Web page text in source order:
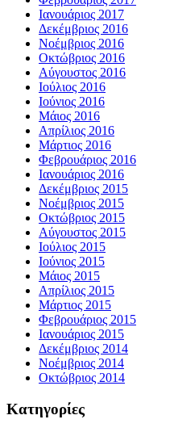
Ιανουάριος 2017
Δεκέμβριος 2016
Νοέμβριος 2016
Οκτώβριος 2016
Αύγουστος 2016
Ιούλιος 2016
Ιούνιος 2016
Μάιος 2016
Απρίλιος 2016
Μάρτιος 2016
Φεβρουάριος 2016
Ιανουάριος 2016
Δεκέμβριος 2015
Νοέμβριος 2015
Οκτώβριος 2015
Αύγουστος 2015
Ιούλιος 2015
Ιούνιος 2015
Μάιος 2015
Απρίλιος 2015
Μάρτιος 2015
Φεβρουάριος 2015
Ιανουάριος 2015
Δεκέμβριος 2014
Νοέμβριος 2014
Οκτώβριος 2014
Kατηγορίες